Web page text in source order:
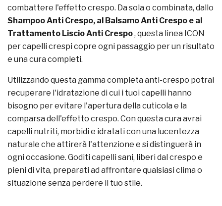
combattere l'effetto crespo. Da sola o combinata, dallo
Shampoo Anti Crespo, al Balsamo Anti Crespo e al
Trattamento Liscio Anti Crespo, questa linea ICON
per capelli crespi copre ogni passaggio per un risultato
e una cura completi.
Utilizzando questa gamma completa anti-crespo potrai
recuperare l'idratazione di cui i tuoi capelli hanno
bisogno per evitare l'apertura della cuticola e la
comparsa dell'effetto crespo. Con questa cura avrai
capelli nutriti, morbidi e idratati con una lucentezza
naturale che attirerà l'attenzione e si distinguerà in
ogni occasione. Goditi capelli sani, liberi dal crespo e
pieni di vita, preparati ad affrontare qualsiasi clima o
situazione senza perdere il tuo stile.